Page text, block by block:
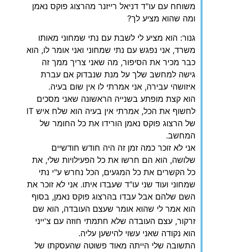
משוחח עם עו"ד דניאל רייזנר מהרצוג פוקס נאמן
ומה שהוא מציע לך?
גנור: הוא מציע לי לשבת עם נתי שמחוני מאותו
משרד, אני נפגש עם נתי שמחוני ואני אומר לו, הוא
כבר מכיר את הסיפור, מה שאני צריך ממך זה
גישה למחשב שלך על מנת שנבדוק אם עברת
איזושהי עבירה, אני אמרתי לו אין שום בעיה.
הוא קצת מופתע בשנייה הראשונה שאני מסכים
לחשוף את הכל, אמרתי אין בעיה הוא שלח איש IT
של הרצוג פוקס נאמן הורידו את כל החומר של
המחשב.
אני לא זוכר כמה זמן זה היה חודש חודשיים
שלושה, הוא הם חרשו את כל הפעילויות שלי, את
כל הקשרים את כל המגעים, הכל נחרש ע"י נתי
שמחוני ועוד שני עו"ד שעבדו איתו. אני לא זוכר את
השם שלהם אבל עבדו בהרצוג פוקס נאמן, בסוף
הוא אמר לי שהוא אומר שעצם העובדה, הוא שם
זרקור, עצם העובדה שלא חתמתי חוזה עם צ'ייני
הוא נקודה שאני עשוי להישען עליה.
התשובה שלי הייתה מאוד פשוטה שהעסקתו של